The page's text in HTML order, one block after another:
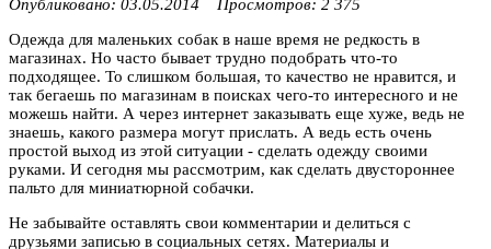
Опубликовано: 03.05.2014 Просмотров: 2 375
Одежда для маленьких собак в наше время не редкость в
магазинах. Но часто бывает трудно подобрать что-то
подходящее. То слишком большая, то качество не нравится, и
так бегаешь по магазинам в поисках чего-то интересного и не
можешь найти. А через интернет заказывать еще хуже, ведь не
знаешь, какого размера могут прислать. А ведь есть очень
простой выход из этой ситуации - сделать одежду своими
руками. И сегодня мы рассмотрим, как сделать двустороннее
пальто для миниатюрной собачки.
Не забывайте оставлять свои комментарии и делиться с
друзьями записью в социальных сетях. Материалы и